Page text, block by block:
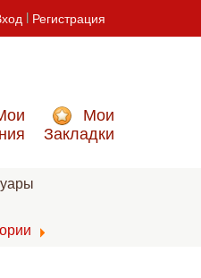
Регистрация
Мои
Закладки